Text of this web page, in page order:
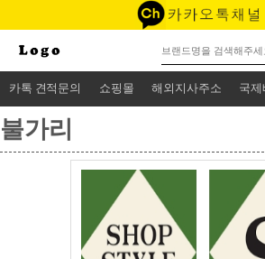
카톡 견적문의 쇼핑몰 해외지사주소 국제
불가리